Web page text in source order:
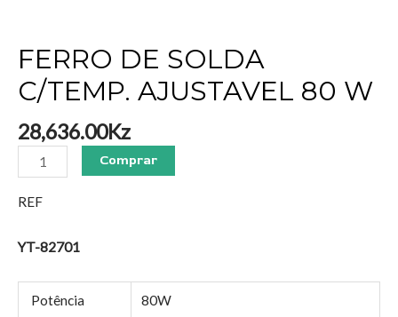
FERRO DE SOLDA
C/TEMP. AJUSTAVEL 80 W
28,636.00Kz
Comprar
REF
YT-82701
Potência 80W